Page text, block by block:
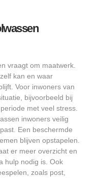
vraagt om maatwerk.
kan en waar
Voor inwoners van
bijvoorbeeld bij
met veel stress.
inwoners veilig
Een beschermde
blijven opstapelen.
er meer overzicht en
hulp nodig is. Ook
zoals post,